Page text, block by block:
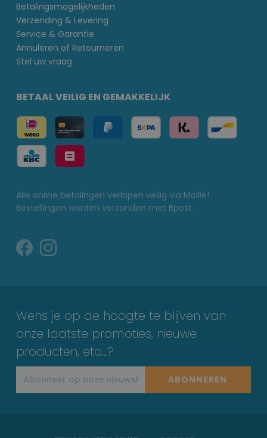
Betalingsmogelijkheden
Verzending & Levering
Service & Garantie
Annuleren of Retourneren
Stel uw vraag
BETAAL VEILIG EN GEMAKKELIJK
Alle online betalingen verlopen veilig via Mollie!
Bestellingen worden verzonden met Bpost.
Wens je op de hoogte te blijven van
onze laatste promoties, nieuwe
producten, etc…?
ABONNEREN